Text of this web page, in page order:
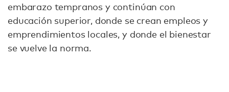
embarazo tempranos y continúan con
educación superior, donde se crean empleos y
emprendimientos locales, y donde el bienestar
se vuelve la norma.